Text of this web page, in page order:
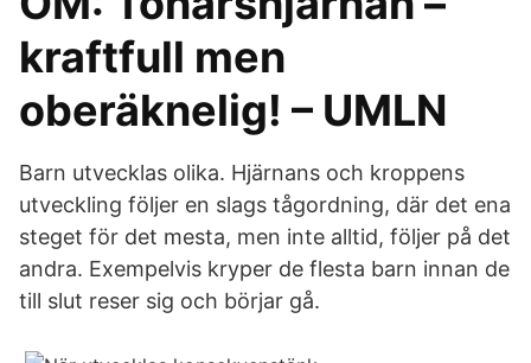
kraftfull men
oberäknelig! – UMLN
Barn utvecklas olika. Hjärnans och kroppens
utveckling följer en slags tågordning, där det ena
steget för det mesta, men inte alltid, följer på det
andra. Exempelvis kryper de flesta barn innan de
till slut reser sig och börjar gå.